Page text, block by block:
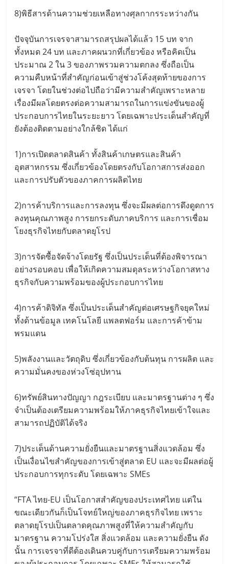
8)พิธีสารด้านความช่วยเหลือทางศุลกากรระหว่างกัน
ปัจจุบันการเจรจาสามารถสรุปผลได้แล้ว 15 บท จาก
ทั้งหมด 24 บท และภาคผนวกที่เกี่ยวข้อง หรือคิดเป็น
ประมาณ 2 ใน 3 ของภาพรวมความตกลง ซึ่งถือเป็น
ความคืบหน้าที่สำคัญก่อนเข้าสู่ช่วงโค้งสุดท้ายของการ
เจรจา โดยในช่วงต่อไปถือว่ามีความสำคัญเพราะหลาย
เรื่องมีผลโดยตรงต่อความสามารถในการแข่งขันของผู้
ประกอบการไทยในระยะยาว โดยเฉพาะประเด็นสำคัญที่
ยังต้องติดตามอย่างใกล้ชิด ได้แก่
1)การเปิดตลาดสินค้า ทั้งสินค้าเกษตรและสินค้า
อุตสาหกรรม ซึ่งเกี่ยวข้องโดยตรงกับโอกาสการส่งออก
และการปรับตัวของภาคการผลิตไทย
2)การค้าบริการและการลงทุน ซึ่งจะมีผลต่อการดึงดูดการ
ลงทุนคุณภาพสูง การยกระดับภาคบริการ และการเชื่อม
โยงธุรกิจไทยกับตลาดยุโรป
3)การจัดซื้อจัดจ้างโดยรัฐ ซึ่งเป็นประเด็นที่ต้องพิจารณา
อย่างรอบคอบ เพื่อให้เกิดความสมดุลระหว่างโอกาสทาง
ธุรกิจกับความพร้อมของผู้ประกอบการไทย
4)การค้าดิจิทัล ซึ่งเป็นประเด็นสำคัญต่อเศรษฐกิจยุคใหม่
ทั้งด้านข้อมูล เทคโนโลยี แพลตฟอร์ม และการค้าข้าม
พรมแดน
5)พลังงานและวัตถุดิบ ซึ่งเกี่ยวข้องกับต้นทุน การผลิต และ
ความมั่นคงของห่วงโซ่อุปทาน
6)ทรัพย์สินทางปัญญา กฎระเบียบ และมาตรฐานต่าง ๆ ซึ่ง
จำเป็นต้องเตรียมความพร้อมให้ภาคธุรกิจไทยเข้าใจและ
สามารถปฏิบัติได้จริง
7)ประเด็นด้านความยั่งยืนและมาตรฐานสิ่งแวดล้อม ซึ่ง
เป็นเงื่อนไขสำคัญของการเข้าสู่ตลาด EU และจะมีผลต่อผู้
ประกอบการทุกระดับ โดยเฉพาะ SMEs
“FTA ไทย-EU เป็นโอกาสสำคัญของประเทศไทย แต่ใน
ขณะเดียวกันก็เป็นโจทย์ใหญ่ของภาคธุรกิจไทย เพราะ
ตลาดยุโรปเป็นตลาดคุณภาพสูงที่ให้ความสำคัญกับ
มาตรฐาน ความโปร่งใส สิ่งแวดล้อม และความยั่งยืน ดัง
นั้น การเจรจาที่ดีต้องเดินควบคู่กับการเตรียมความพร้อม